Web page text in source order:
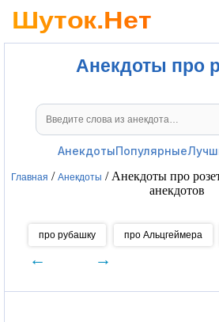
Анекдоты про
Поиск
АнекдотыПопулярные
Главная / Анекдоты / Анекдоты про
анекдотов
про рубашку про Альцгеймера
← →